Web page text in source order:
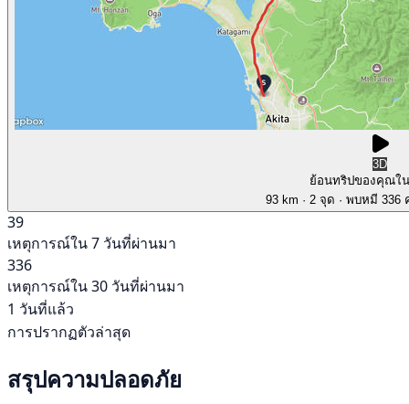
3D
ย้อนทริปของคุณใ
93 km · 2 จุด · พบหมี 336
39
เหตุการณ์ใน 7 วันที่ผ่านมา
336
เหตุการณ์ใน 30 วันที่ผ่านมา
1 วันที่แล้ว
การปรากฏตัวล่าสุด
สรุปความปลอดภัย